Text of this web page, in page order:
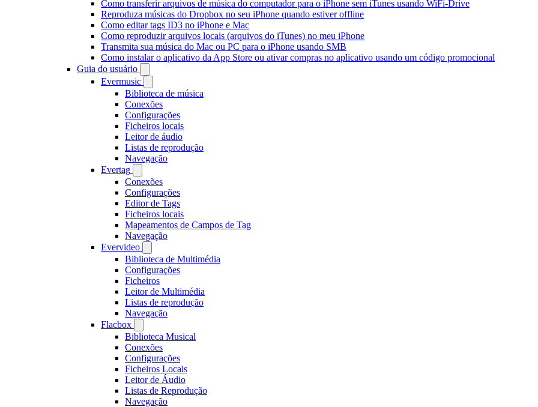
Como transferir arquivos de música do computador para o iPhone sem iTunes usando WiFi-Drive
Reproduza músicas do Dropbox no seu iPhone quando estiver offline
Como editar tags ID3 no iPhone e Mac
Como reproduzir arquivos locais (arquivos do iTunes) no meu iPhone
Transmita sua música do Mac ou PC para o iPhone usando SMB
Como instalar o aplicativo da App Store ou ativar compras no aplicativo usando um código promocional
Guia do usuário
Evermusic
Biblioteca de música
Conexões
Configurações
Ficheiros locais
Leitor de áudio
Listas de reprodução
Navegação
Evertag
Conexões
Configurações
Editor de Tags
Ficheiros locais
Mapeamentos de Campos de Tag
Navegação
Evervideo
Biblioteca de Multimédia
Configurações
Ficheiros
Leitor de Multimédia
Listas de reprodução
Navegação
Flacbox
Biblioteca Musical
Conexões
Configurações
Ficheiros Locais
Leitor de Áudio
Listas de Reprodução
Navegação